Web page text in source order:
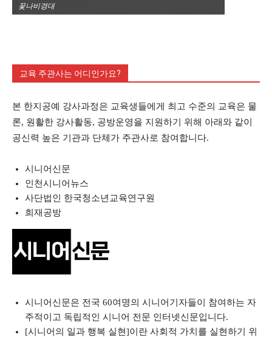
꽃나비경대
교육 주관사는 어디인가요?
본 한지공예 강사과정은 교육생들에게 최고 수준의 교육은 물
론, 원활한 강사활동, 공방운영을 지원하기 위해 아래와 같이
공신력 높은 기관과 단체가 주관사로 참여합니다.
시니어신문
인천시니어뉴스
사단법인 한국청소년교육연구원
희재공방
시니어신문은 전국 60여명의 시니어기자들이 참여하는 자
주적이고 독립적인 시니어 전문 인터넷신문입니다.
[시니어의 일과 행복 실현]이란 사회적 가치를 실현하기 위